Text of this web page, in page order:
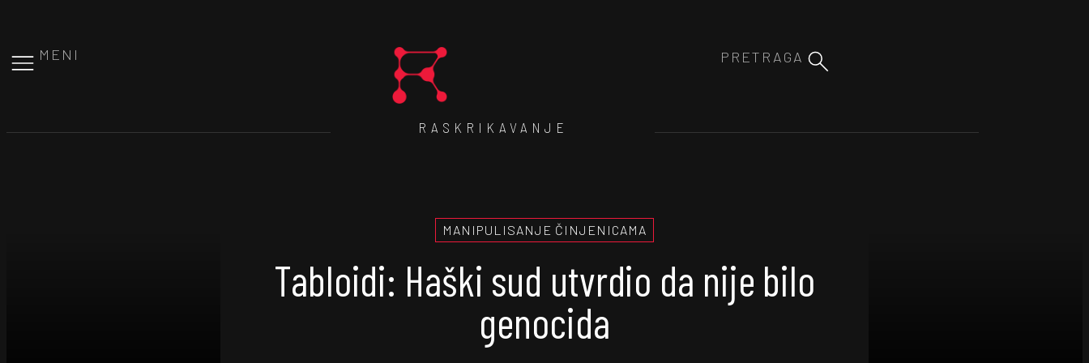
MENI
RASKRIKAVANJE
MANIPULISANJE ČINJENICAMA
Tabloidi: Haški sud utvrdio da nije bilo
genocida